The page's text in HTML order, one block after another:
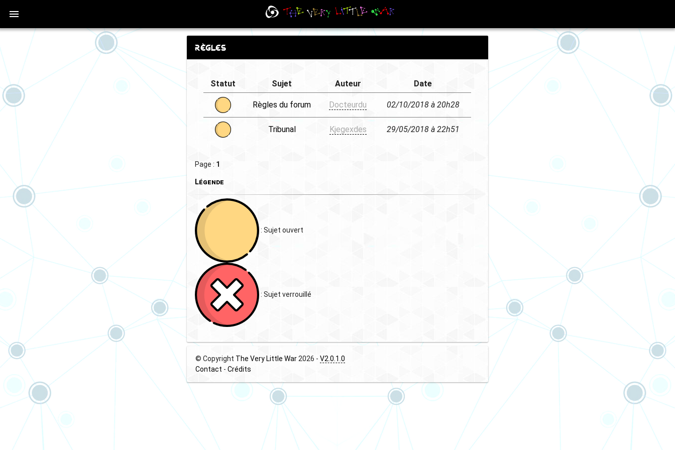
Règles
Statut Sujet Auteur Date
Règles du forum Docteurdu 02/10/2018 à 20h28
Tribunal Kjegexdes 29/05/2018 à 22h51
Page : 1
Légende
: Sujet ouvert
: Sujet verrouillé
© Copyright The Very Little War 2026 - V2.0.1.0
Contact - Crédits